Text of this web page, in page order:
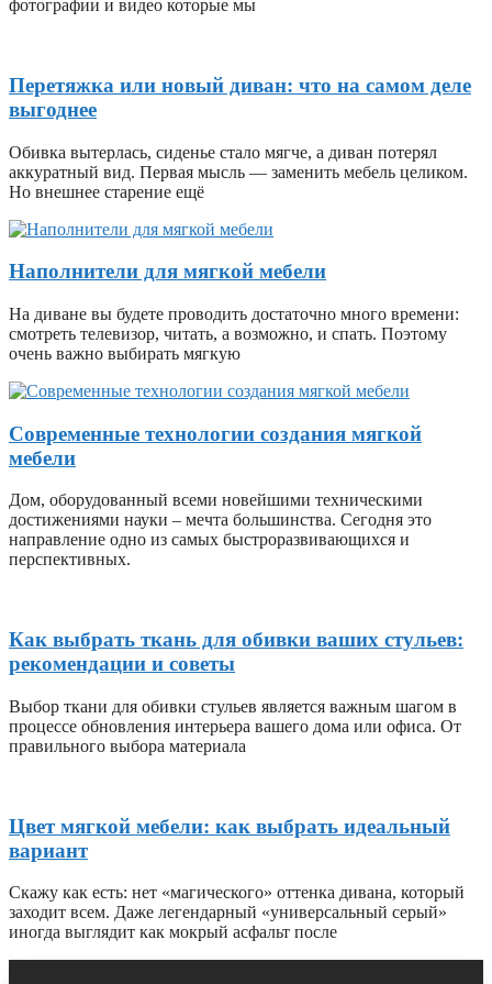
фотографии и видео которые мы
Перетяжка или новый диван: что на самом деле
выгоднее
Обивка вытерлась, сиденье стало мягче, а диван потерял
аккуратный вид. Первая мысль — заменить мебель целиком.
Но внешнее старение ещё
Наполнители для мягкой мебели
На диване вы будете проводить достаточно много времени:
смотреть телевизор, читать, а возможно, и спать. Поэтому
очень важно выбирать мягкую
Современные технологии создания мягкой
мебели
Дом, оборудованный всеми новейшими техническими
достижениями науки – мечта большинства. Сегодня это
направление одно из самых быстроразвивающихся и
перспективных.
Как выбрать ткань для обивки ваших стульев:
рекомендации и советы
Выбор ткани для обивки стульев является важным шагом в
процессе обновления интерьера вашего дома или офиса. От
правильного выбора материала
Цвет мягкой мебели: как выбрать идеальный
вариант
Скажу как есть: нет «магического» оттенка дивана, который
заходит всем. Даже легендарный «универсальный серый»
иногда выглядит как мокрый асфальт после